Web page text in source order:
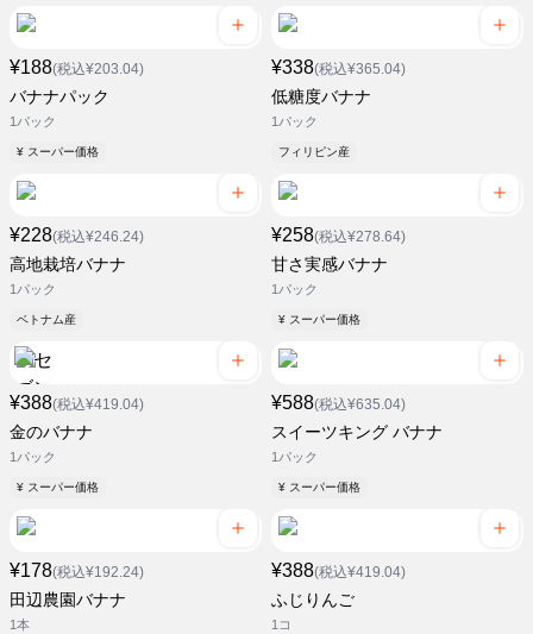
¥188(税込¥203.04)
バナナパック
1パック
¥ スーパー価格
¥338(税込¥365.04)
低糖度バナナ
1パック
フィリピン産
¥228(税込¥246.24)
高地栽培バナナ
1パック
ベトナム産
¥258(税込¥278.64)
甘さ実感バナナ
1パック
¥ スーパー価格
¥388(税込¥419.04)
金のバナナ
1パック
¥ スーパー価格
¥588(税込¥635.04)
スイーツキング バナナ
1パック
¥ スーパー価格
¥178(税込¥192.24)
田辺農園バナナ
1本
¥388(税込¥419.04)
ふじりんご
1コ